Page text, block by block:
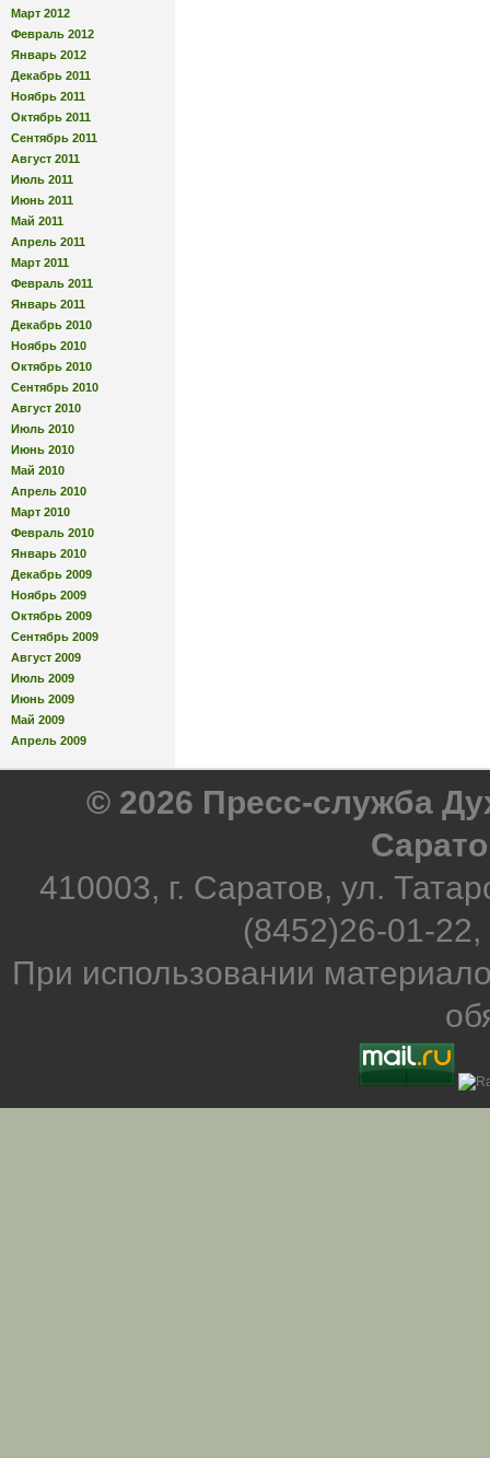
Март 2012
Февраль 2012
Январь 2012
Декабрь 2011
Ноябрь 2011
Октябрь 2011
Сентябрь 2011
Август 2011
Июль 2011
Июнь 2011
Май 2011
Апрель 2011
Март 2011
Февраль 2011
Январь 2011
Декабрь 2010
Ноябрь 2010
Октябрь 2010
Сентябрь 2010
Август 2010
Июль 2010
Июнь 2010
Май 2010
Апрель 2010
Март 2010
Февраль 2010
Январь 2010
Декабрь 2009
Ноябрь 2009
Октябрь 2009
Сентябрь 2009
Август 2009
Июль 2009
Июнь 2009
Май 2009
Апрель 2009
© 2026 Пресс-служба
410003, г. Саратов, ул.
(8452)26-01-
При использовании